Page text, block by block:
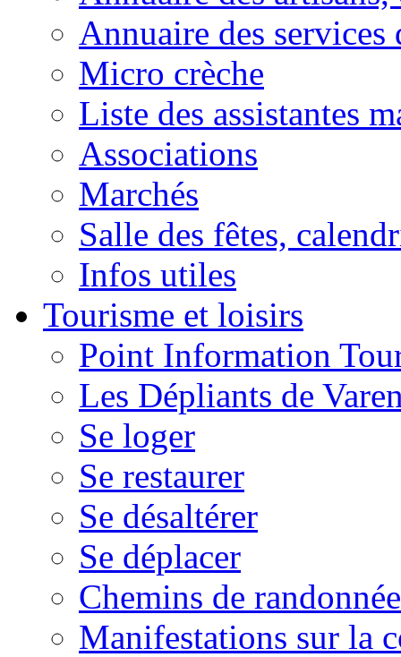
Annuaire des services
Micro crèche
Liste des assistantes
Associations
Marchés
Salle des fêtes,
Infos utiles
Tourisme et loisirs
Point Information
Les Dépliants de
Se loger
Se restaurer
Se désaltérer
Se déplacer
Chemins de randonnée
Manifestations sur la